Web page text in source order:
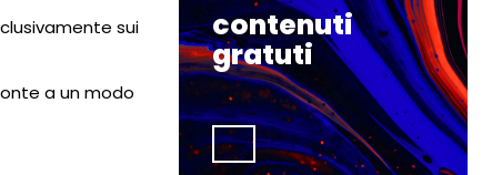
sui
a un modo
contenuti
gratuti